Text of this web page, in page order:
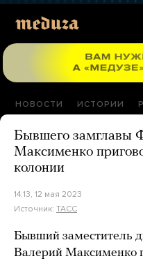
НОВОСТИ ИСТОРИИ
Бывшего замглавы
Максименко
колонии
14:13, 12 мая 2023
Источник: ТАСС
Бывший заместитель
Валерий Максименко